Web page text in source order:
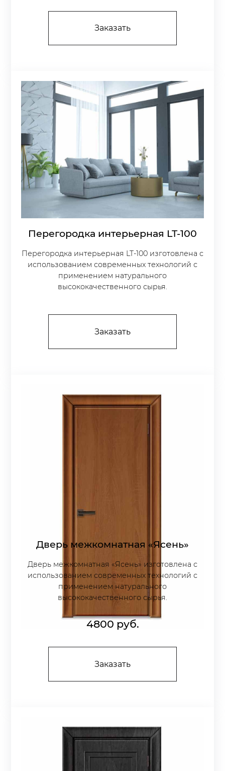
Заказать
Перегородка интерьерная LT-100
Перегородка интерьерная LT-100 изготовлена с
использованием современных технологий с
применением натурального
высококачественного сырья.
Заказать
Дверь межкомнатная «Ясень»
Дверь межкомнатная «Ясень» изготовлена с
использованием современных технологий с
применением натурального
высококачественного сырья.
4800 руб.
Заказать